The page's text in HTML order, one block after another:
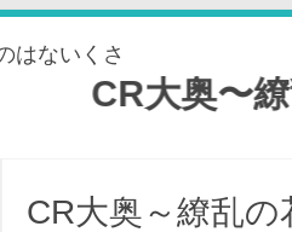
はないくさ
CR大奥〜繚乱の
CR大奥～繚乱の